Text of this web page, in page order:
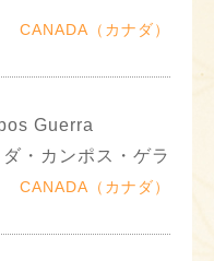
CANADA（カナダ）
Guerra
・カンポス・ゲラ
CANADA（カナダ）